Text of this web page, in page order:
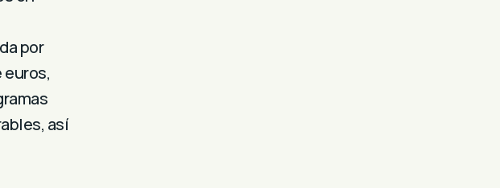
por
euros,
así